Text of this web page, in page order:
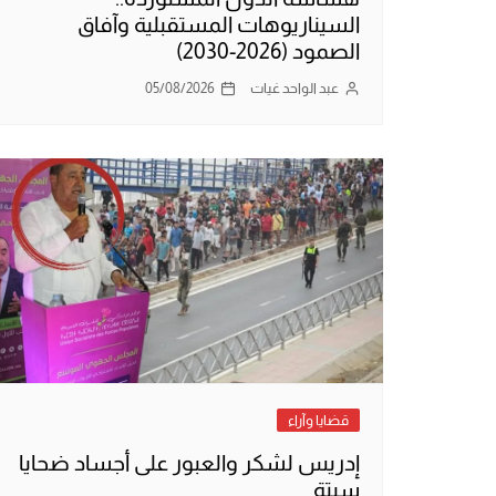
السيناريوهات المستقبلية وآفاق
الصمود (2026-2030)
عبد الواحد غيات 05/08/2026
قضايا وآراء
إدريس لشكر والعبور على أجساد ضحايا
سبتة